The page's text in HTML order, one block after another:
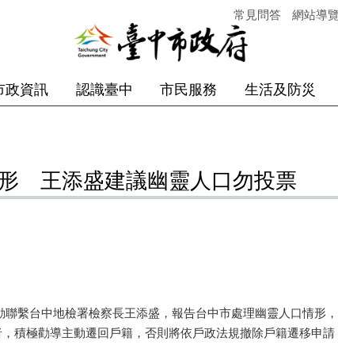
常見問答 網站導
政資訊 認識臺中 市民服務 生活及防災
王添盛建議幽靈人口勿投票
繫台中地檢署檢察長王添盛，報告台中市處理幽靈人口情形
積極勸導主動遷回戶籍，否則將依戶政法規撤除戶籍遷移申